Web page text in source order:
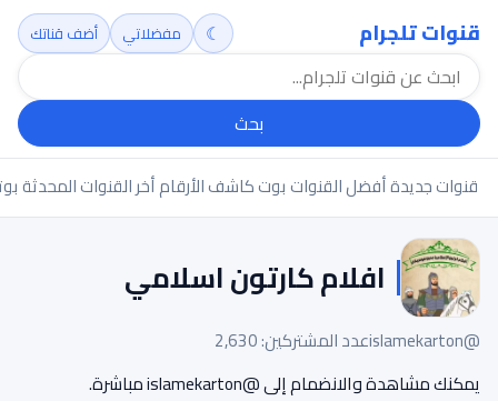
قنوات تلجرام
بحث
☾ مفضلاتي أضف قناتك
قنوات جديدةأفضل القنواتبوت كاشف الأرقامأخر القنوات المحدثة
افلام كارتون اسلامي
@islamekarton
عدد المشتركين: 2,630
يمكنك مشاهدة والانضمام إلى @islamekarton مباشرة.